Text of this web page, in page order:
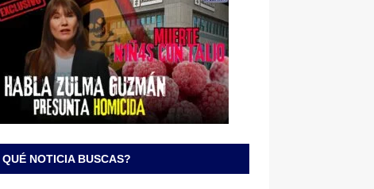
QUÉ NOTICIA BUSCAS?